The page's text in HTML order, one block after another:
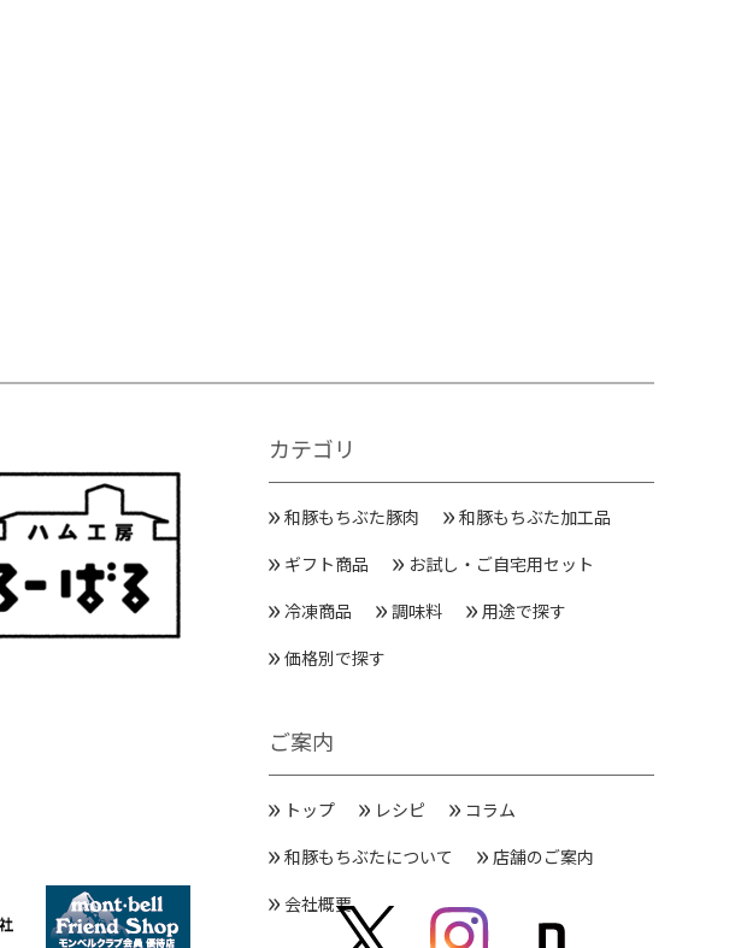
カテゴリ
和豚もちぶた豚肉
和豚もちぶた加工品
ギフト商品
お試し・ご自宅用セット
冷凍商品
調味料
用途で探す
価格別で探す
ご案内
トップ レシピ
コラム
和豚もちぶたについて
店舗のご案内
会社概要